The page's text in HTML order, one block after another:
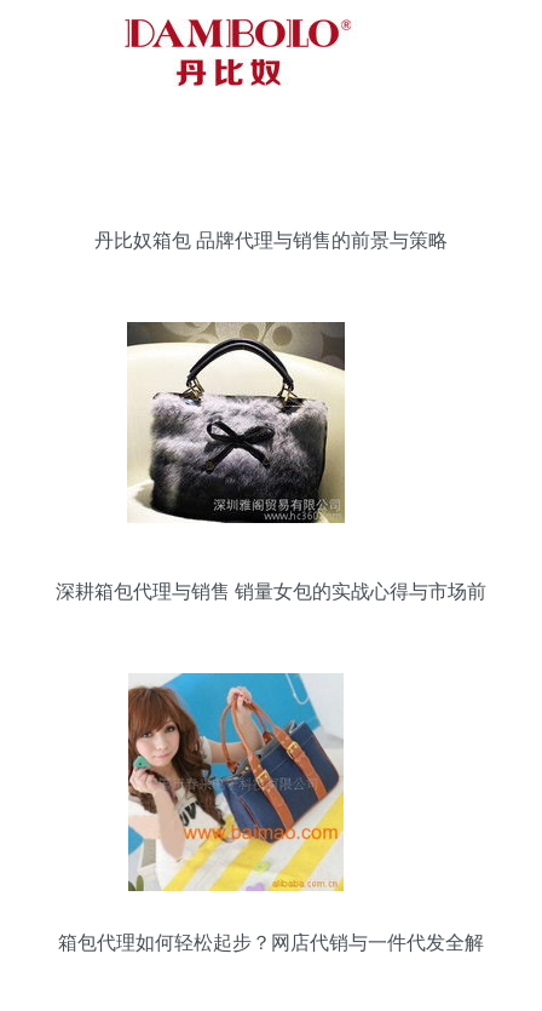
丹比奴箱包 品牌代理与销售的前景与策略
深耕箱包代理与销售 销量女包的实战心得与市场前
箱包代理如何轻松起步？网店代销与一件代发全解